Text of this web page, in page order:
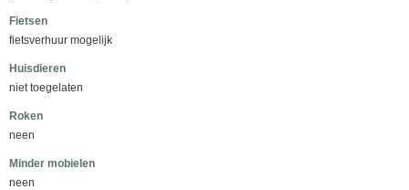
Fietsen
fietsverhuur mogelijk
Huisdieren
niet toegelaten
Roken
neen
Minder mobielen
neen